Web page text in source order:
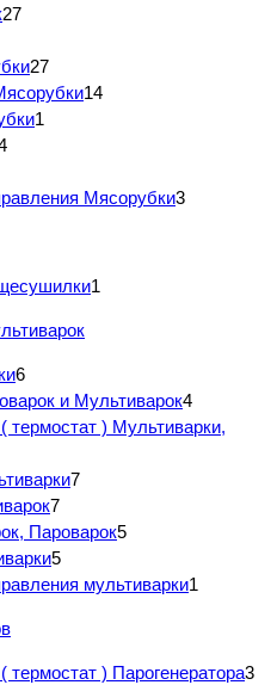
27
27
14
1
Мясорубки3
1
6
и Мультиварок4
термостат ) Мультиварки,
7
7
Пароварок5
5
мультиварки1
термостат ) Парогенератора3